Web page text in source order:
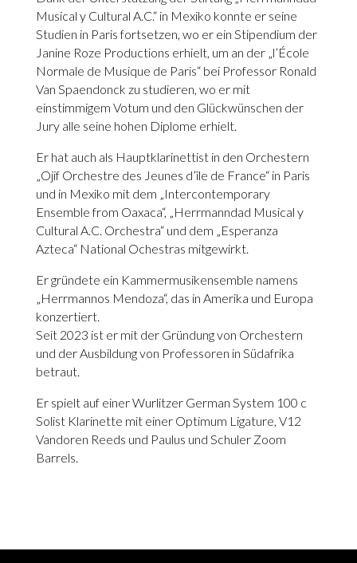
Musical y Cultural A.C.“ in Mexiko konnte er seine
Studien in Paris fortsetzen, wo er ein Stipendium der
Janine Roze Productions erhielt, um an der „l’École
Normale de Musique de Paris“ bei Professor Ronald
Van Spaendonck zu studieren, wo er mit
einstimmigem Votum und den Glückwünschen der
Jury alle seine hohen Diplome erhielt.
Er hat auch als Hauptklarinettist in den Orchestern
„Ojif Orchestre des Jeunes d’île de France“ in Paris
und in Mexiko mit dem „Intercontemporary
Ensemble from Oaxaca“, „Herrmanndad Musical y
Cultural A.C. Orchestra“ und dem „Esperanza
Azteca“ National Ochestras mitgewirkt.
Er gründete ein Kammermusikensemble namens
„Herrmannos Mendoza“, das in Amerika und Europa
konzertiert.
Seit 2023 ist er mit der Gründung von Orchestern
und der Ausbildung von Professoren in Südafrika
betraut.
Er spielt auf einer Wurlitzer German System 100 c
Solist Klarinette mit einer Optimum Ligature, V12
Vandoren Reeds und Paulus und Schuler Zoom
Barrels.